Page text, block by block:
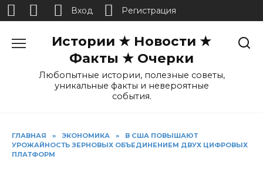
Истории ★ Новости ★
Факты ★ Очерки
Любопытные истории, полезные советы,
уникальные факты и невероятные
события.
ГЛАВНАЯ » ЭКОНОМИКА »
В США ПОВЫШАЮТ
УРОЖАЙНОСТЬ ЗЕРНОВЫХ ОБЪЕДИНЕНИЕМ ДВУХ ЦИФРОВЫХ
ПЛАТФОРМ
Вход Регистрация